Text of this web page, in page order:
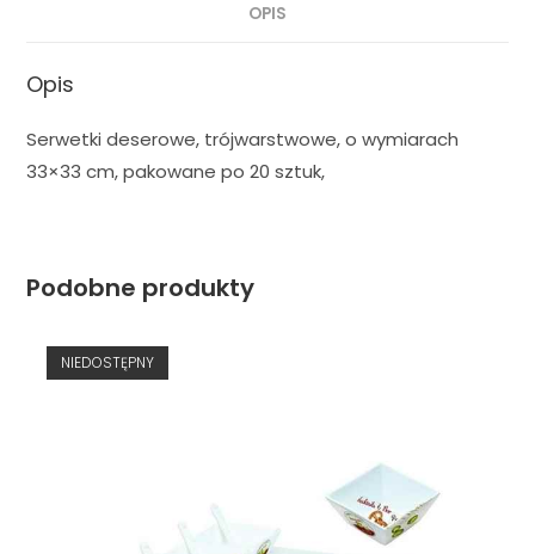
OPIS
Opis
Serwetki deserowe, trójwarstwowe, o wymiarach
33×33 cm, pakowane po 20 sztuk,
Podobne produkty
NIEDOSTĘPNY